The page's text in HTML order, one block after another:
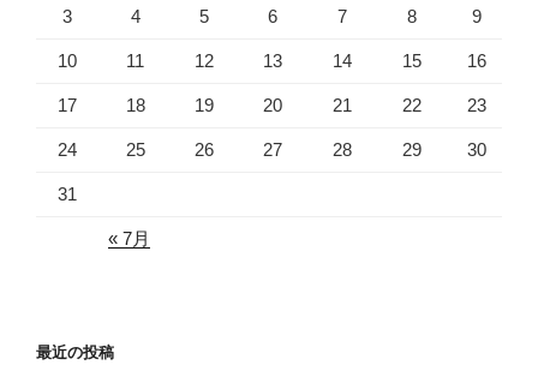
3 4 5 6 7 8 9
10 11 12 13 14 15 16
17 18 19 20 21 22 23
24 25 26 27 28 29 30
31
« 7月
最近の投稿